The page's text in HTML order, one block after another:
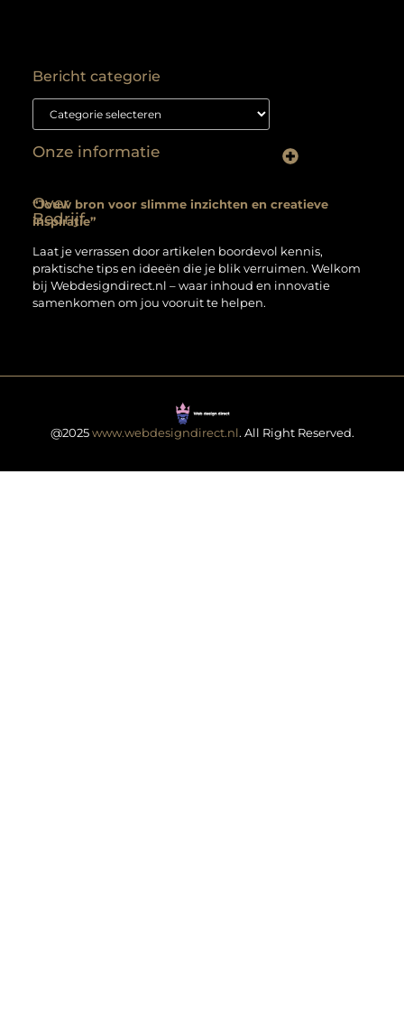
Over
Bedrijf
“Jouw bron voor slimme inzichten en creatieve
inspiratie”
Laat je verrassen door artikelen boordevol kennis,
praktische tips en ideeën die je blik verruimen. Welkom
bij Webdesigndirect.nl – waar inhoud en innovatie
samenkomen om jou vooruit te helpen.
Onze informatie
Bericht categorie
@2025www.webdesigndirect.nl. All Right Reserved.